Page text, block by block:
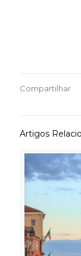
Compartilhar
Artigos